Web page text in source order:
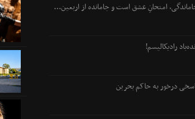
امتحانِ عشق است و جامانده از اربعین...
رادیکالیسم!
درخور به حاکم بحرین